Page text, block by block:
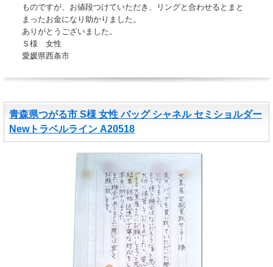
ものですが、お値段つけていただき、リングと合わせるとまと
まったお金になり助かりました。
ありがとうございました。
Ｓ様 女性
愛媛県西条市
青森県つがる市 S様 女性 バッグ シャネル セミショルダー
Newトラベルライン A20518